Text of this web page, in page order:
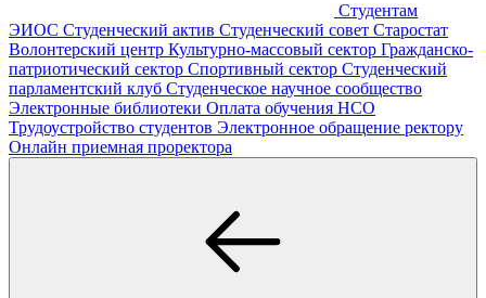
Студентам
ЭИОС Студенческий актив Студенческий совет Старостат
Волонтерский центр Культурно-массовый сектор Гражданско-
патриотический сектор Спортивный сектор Студенческий
парламентский клуб Студенческое научное сообщество
Электронные библиотеки Оплата обучения НСО
Трудоустройство студентов Электронное обращение ректору
Онлайн приемная проректора